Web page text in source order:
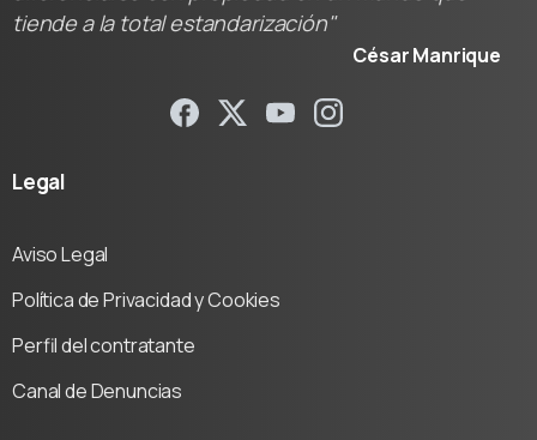
tiende a la total estandarización"
César Manrique
Legal
Aviso Legal
Política de Privacidad y Cookies
Perfil del contratante
Canal de Denuncias